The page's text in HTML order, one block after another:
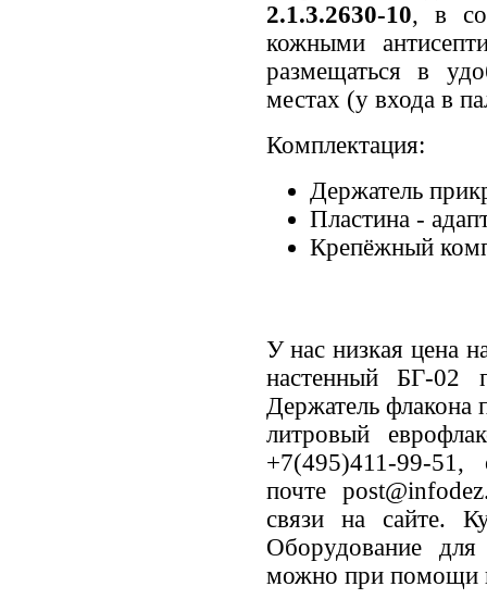
2.1.3.2630-10, в
кожными
размещаться в
местах (у входа в
Комплектация:
Держатель
Пластина -
Крепёжный
У нас низкая цена
настенный БГ-02
Держатель флакона
литровый
+7(495)411-99-51,
почте
связи на сайте.
Оборудование
можно при помощи